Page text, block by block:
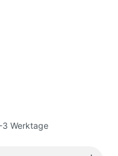
Werktage